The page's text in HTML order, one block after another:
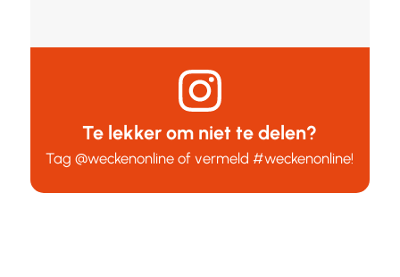
Te lekker om niet te delen?
Tag@weckenonline of vermeld#weckenonline!